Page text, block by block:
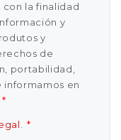
con la finalidad
y
y
de
portabilidad,
en
*
*